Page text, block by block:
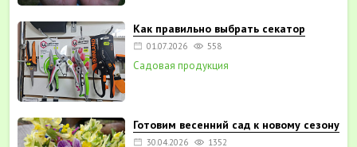
Как правильно выбрать секатор
01.07.2026 558
Садовая продукция
Готовим весенний сад к новому сезону
30.04.2026 1352